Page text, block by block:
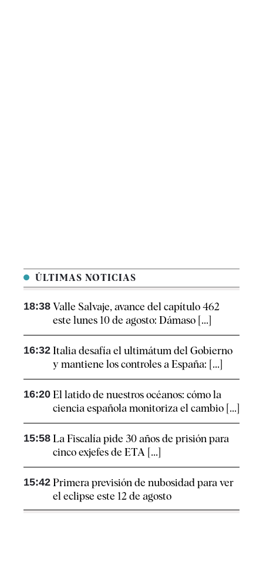
ÚLTIMAS NOTICIAS
18:38 Valle Salvaje, avance del capítulo 462
este lunes 10 de agosto: Dámaso [...]
16:32 Italia desafía el ultimátum del Gobierno
y mantiene los controles a España: [...]
16:20 El latido de nuestros océanos: cómo la
ciencia española monitoriza el cambio [...]
15:58 La Fiscalía pide 30 años de prisión para
cinco exjefes de ETA [...]
15:42 Primera previsión de nubosidad para ver
el eclipse este 12 de agosto